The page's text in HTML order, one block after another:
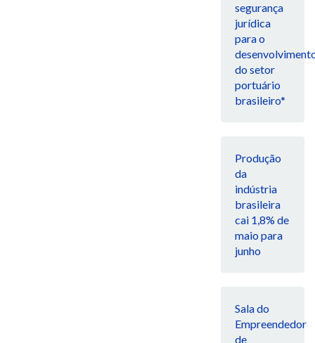
segurança
jurídica
para o
do setor
portuário
brasileiro*
Produção
da
indústria
brasileira
cai 1,8% de
maio para
junho
Sala do
Empreendedor
de